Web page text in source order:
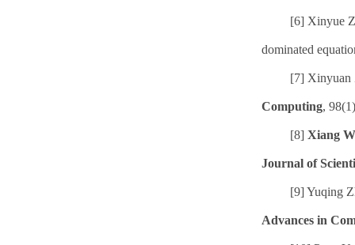
[6] Xinyue
dominated
[7] Xinyuan
Computing,
[8] Xiang
Journal of
[9] Yuqing
Advances in